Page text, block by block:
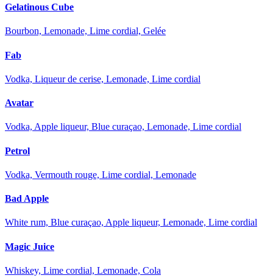
Gelatinous Cube
Bourbon, Lemonade, Lime cordial, Gelée
Fab
Vodka, Liqueur de cerise, Lemonade, Lime cordial
Avatar
Vodka, Apple liqueur, Blue curaçao, Lemonade, Lime cordial
Petrol
Vodka, Vermouth rouge, Lime cordial, Lemonade
Bad Apple
White rum, Blue curaçao, Apple liqueur, Lemonade, Lime cordial
Magic Juice
Whiskey, Lime cordial, Lemonade, Cola